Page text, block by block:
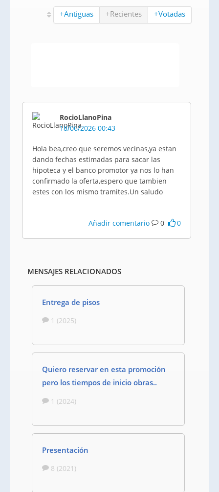
+Antiguas +Recientes +Votadas
RocioLlanoPina
18/06/2026 00:43
Hola bea,creo que seremos vecinas,ya estan
dando fechas estimadas para sacar las
hipoteca y el banco promotor ya nos lo han
confirmado la oferta,espero que tambien
estes con los mismo tramites.Un saludo
Añadir comentario 0 0
MENSAJES RELACIONADOS
Entrega de pisos
1 (2025)
Quiero reservar en esta promoción
pero los tiempos de inicio obras..
1 (2024)
Presentación
8 (2021)